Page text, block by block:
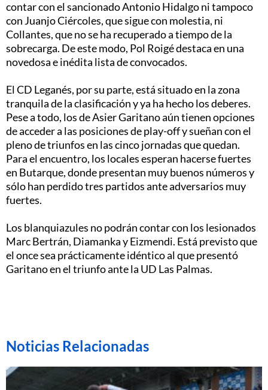
contar con el sancionado Antonio Hidalgo ni tampoco
con Juanjo Ciércoles, que sigue con molestia, ni
Collantes, que no se ha recuperado a tiempo de la
sobrecarga. De este modo, Pol Roigé destaca en una
novedosa e inédita lista de convocados.
El CD Leganés, por su parte, está situado en la zona
tranquila de la clasificación y ya ha hecho los deberes.
Pese a todo, los de Asier Garitano aún tienen opciones
de acceder a las posiciones de play-off y sueñan con el
pleno de triunfos en las cinco jornadas que quedan.
Para el encuentro, los locales esperan hacerse fuertes
en Butarque, donde presentan muy buenos números y
sólo han perdido tres partidos ante adversarios muy
fuertes.
Los blanquiazules no podrán contar con los lesionados
Marc Bertrán, Diamanka y Eizmendi. Está previsto que
el once sea prácticamente idéntico al que presentó
Garitano en el triunfo ante la UD Las Palmas.
Noticias Relacionadas